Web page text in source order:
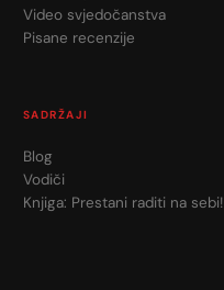
Video svjedočanstva
Pisane recenzije
SADRŽAJI
Blog
Vodiči
Knjiga: Prestani raditi na sebi!